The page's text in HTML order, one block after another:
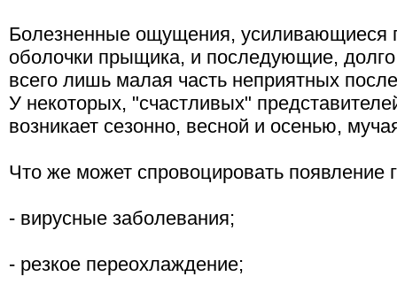
Болезненные ощущения, усиливающиеся
оболочки прыщика, и последующие,
всего лишь малая часть неприятных
У некоторых, "счастливых"
возникает сезонно, весной и осенью,
Что же может спровоцировать появление
- вирусные заболевания;
- резкое переохлаждение;